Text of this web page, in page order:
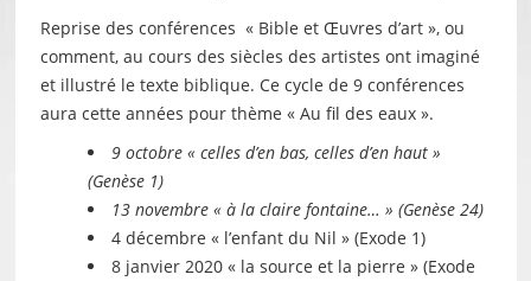
Reprise des conférences « Bible et Œuvres d’art », ou
comment, au cours des siècles des artistes ont imaginé
et illustré le texte biblique. Ce cycle de 9 conférences
aura cette années pour thème « Au fil des eaux ».
9 octobre « celles d’en bas, celles d’en haut »
(Genèse 1)
13 novembre « à la claire fontaine… » (Genèse 24)
4 décembre « l’enfant du Nil » (Exode 1)
8 janvier 2020 « la source et la pierre » (Exode